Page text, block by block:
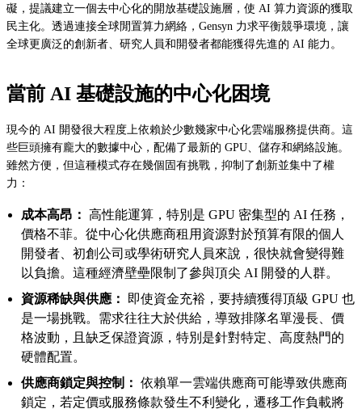
礙，提議建立一個去中心化的開放基礎設施層，使 AI 算力資源的獲取
民主化。透過連接全球閒置算力網絡，Gensyn 力求平衡競爭環境，讓
全球更廣泛的創新者、研究人員和開發者都能獲得先進的 AI 能力。
當前 AI 基礎設施的中心化困境
現今的 AI 開發很大程度上依賴於少數幾家中心化雲端服務提供商。這
些巨頭擁有龐大的數據中心，配備了最新的 GPU、儲存和網絡設施。
雖然方便，但這種模式存在幾個固有挑戰，抑制了創新並集中了權
力：
成本高昂： 高性能運算，特別是 GPU 密集型的 AI 任務，
價格不菲。從中心化供應商租用資源對於預算有限的個人
開發者、初創公司或學術研究人員來說，很快就會變得難
以負擔。這種經濟壁壘限制了參與頂尖 AI 開發的人群。
資源稀缺與供應：
即使資金充裕，要持續獲得頂級 GPU 也
是一場挑戰。需求往往大於供給，導致排隊名單漫長、價
格波動，且缺乏保證資源，特別是針對特定、高度熱門的
硬體配置。
供應商鎖定與控制： 依賴單一雲端供應商可能導致供應商
鎖定，若定價或服務條款發生不利變化，遷移工作負載將